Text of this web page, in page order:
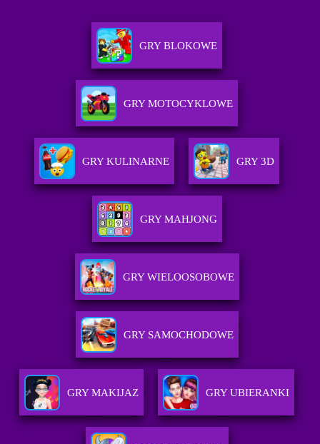
GRY BLOKOWE
GRY MOTOCYKLOWE
GRY KULINARNE GRY 3D
GRY MAHJONG
GRY WIELOOSOBOWE
GRY SAMOCHODOWE
GRY MAKIJAZ GRY UBIERANKI